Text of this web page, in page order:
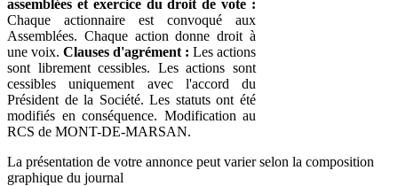
assemblées et exercice du droit de vote :
Chaque actionnaire est convoqué aux
Assemblées. Chaque action donne droit à
une voix. Clauses d'agrément : Les actions
sont librement cessibles. Les actions sont
cessibles uniquement avec l'accord du
Président de la Société. Les statuts ont été
modifiés en conséquence. Modification au
RCS de MONT-DE-MARSAN.
La présentation de votre annonce peut varier selon la composition
graphique du journal